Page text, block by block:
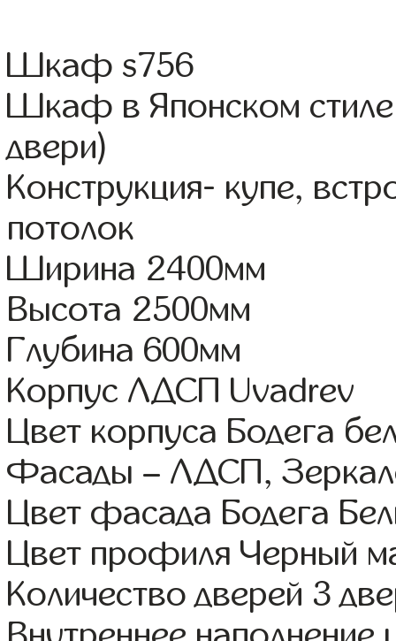
Шкаф s756
Шкаф в Японском
двери)
Конструкция- купе,
потолок
Ширина 2400мм
Высота 2500мм
Глубина 600мм
Корпус ЛДСП Uvadrev
Цвет корпуса Бодега
Фасады – ЛДСП,
Цвет фасада Бодега
Цвет профиля Черный
Количество дверей 3